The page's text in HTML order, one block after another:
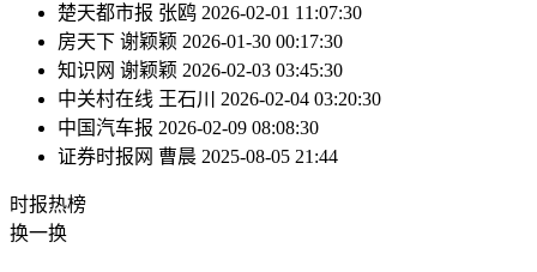
楚天都市报 张鸥 2026-02-01 11:07:30
房天下 谢颖颖 2026-01-30 00:17:30
知识网 谢颖颖 2026-02-03 03:45:30
中关村在线 王石川
2026-02-04 03:20:30
中国汽车报 2026-02-09 08:08:30
证券时报网 曹晨 2025-08-05 21:44
时报热榜
换一换